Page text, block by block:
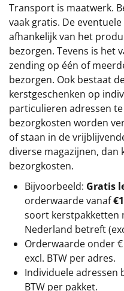
Transport is maatwerk.
vaak gratis. De
afhankelijk van het
bezorgen. Tevens is het
zending op één of
bezorgen. Ook bestaat
kerstgeschenken op
particulieren adressen
bezorgkosten worden
of staan in de
diverse magazijnen,
bezorgkosten.
Bijvoorbeeld: Gratis
orderwaarde vanaf
soort kerstpakketten
Nederland betreft
Orderwaarde onder €
excl. BTW per adres.
Individuele adressen
BTW per pakket.